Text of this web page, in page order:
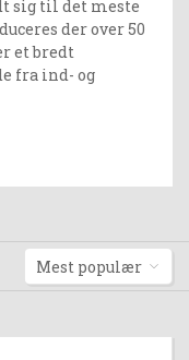
sig til det meste
der over 50
et bredt
fra ind- og
Mest populær